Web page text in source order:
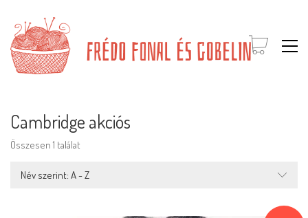
Cambridge akciós
Összesen 1 találat
Név szerint: A - Z